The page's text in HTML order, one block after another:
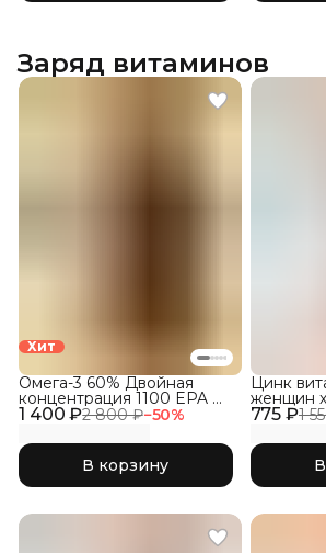
Заряд витаминов
Хит
1 400 ₽2 800 ₽−50%
Омега-3 60% Двойная
концентрация 1100 EPA &
DHA, 120 капсул
В корзину
775 ₽1
Цинк
женщин